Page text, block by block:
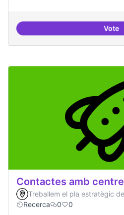
Vote
Contactes amb
Treballem el pla estratègic
Recerca
0 0